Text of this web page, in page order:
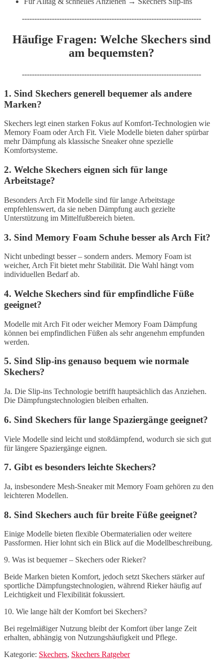
------------------------------------------------------------------------
Häufige Fragen: Welche Skechers sind
am bequemsten?
------------------------------------------------------------------------
1. Sind Skechers generell bequemer als andere
Marken?
Skechers legt einen starken Fokus auf Komfort-Technologien wie
Memory Foam oder Arch Fit. Viele Modelle bieten daher spürbar
mehr Dämpfung als klassische Sneaker ohne spezielle
Komfortsysteme.
2. Welche Skechers eignen sich für lange
Arbeitstage?
Besonders Arch Fit Modelle sind für lange Arbeitstage
empfehlenswert, da sie neben Dämpfung auch gezielte
Unterstützung im Mittelfußbereich bieten.
3. Sind Memory Foam Schuhe besser als Arch Fit?
Nicht unbedingt besser – sondern anders. Memory Foam ist
weicher, Arch Fit bietet mehr Stabilität. Die Wahl hängt vom
individuellen Bedarf ab.
4. Welche Skechers sind für empfindliche Füße
geeignet?
Modelle mit Arch Fit oder weicher Memory Foam Dämpfung
können bei empfindlichen Füßen als sehr angenehm empfunden
werden.
5. Sind Slip-ins genauso bequem wie normale
Skechers?
Ja. Die Slip-ins Technologie betrifft hauptsächlich das Anziehen.
Die Dämpfungstechnologien bleiben erhalten.
6. Sind Skechers für lange Spaziergänge geeignet?
Viele Modelle sind leicht und stoßdämpfend, wodurch sie sich gut
für längere Spaziergänge eignen.
7. Gibt es besonders leichte Skechers?
Ja, insbesondere Mesh-Sneaker mit Memory Foam gehören zu den
leichteren Modellen.
8. Sind Skechers auch für breite Füße geeignet?
Einige Modelle bieten flexible Obermaterialien oder weitere
Passformen. Hier lohnt sich ein Blick auf die Modellbeschreibung.
9. Was ist bequemer – Skechers oder Rieker?
Beide Marken bieten Komfort, jedoch setzt Skechers stärker auf
sportliche Dämpfungstechnologien, während Rieker häufig auf
Leichtigkeit und Flexibilität fokussiert.
10. Wie lange hält der Komfort bei Skechers?
Bei regelmäßiger Nutzung bleibt der Komfort über lange Zeit
erhalten, abhängig von Nutzungshäufigkeit und Pflege.
Kategorie: Skechers, Skechers Ratgeber